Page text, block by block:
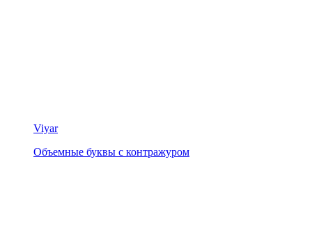
Viyar
Объемные буквы с контражуром